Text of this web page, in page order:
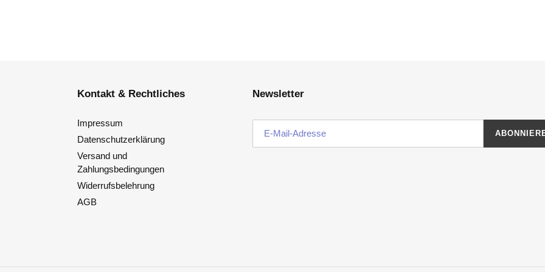
Kontakt & Rechtliches
Impressum
Datenschutzerklärung
Versand und
Zahlungsbedingungen
Widerrufsbelehrung
AGB
Newsletter